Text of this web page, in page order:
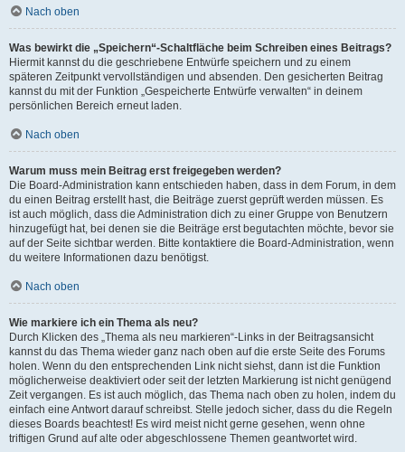
Nach oben
Was bewirkt die „Speichern“-Schaltfläche beim Schreiben eines Beitrags?
Hiermit kannst du die geschriebene Entwürfe speichern und zu einem
späteren Zeitpunkt vervollständigen und absenden. Den gesicherten Beitrag
kannst du mit der Funktion „Gespeicherte Entwürfe verwalten“ in deinem
persönlichen Bereich erneut laden.
Nach oben
Warum muss mein Beitrag erst freigegeben werden?
Die Board-Administration kann entschieden haben, dass in dem Forum, in dem
du einen Beitrag erstellt hast, die Beiträge zuerst geprüft werden müssen. Es
ist auch möglich, dass die Administration dich zu einer Gruppe von Benutzern
hinzugefügt hat, bei denen sie die Beiträge erst begutachten möchte, bevor sie
auf der Seite sichtbar werden. Bitte kontaktiere die Board-Administration, wenn
du weitere Informationen dazu benötigst.
Nach oben
Wie markiere ich ein Thema als neu?
Durch Klicken des „Thema als neu markieren“-Links in der Beitragsansicht
kannst du das Thema wieder ganz nach oben auf die erste Seite des Forums
holen. Wenn du den entsprechenden Link nicht siehst, dann ist die Funktion
möglicherweise deaktiviert oder seit der letzten Markierung ist nicht genügend
Zeit vergangen. Es ist auch möglich, das Thema nach oben zu holen, indem du
einfach eine Antwort darauf schreibst. Stelle jedoch sicher, dass du die Regeln
dieses Boards beachtest! Es wird meist nicht gerne gesehen, wenn ohne
triftigen Grund auf alte oder abgeschlossene Themen geantwortet wird.